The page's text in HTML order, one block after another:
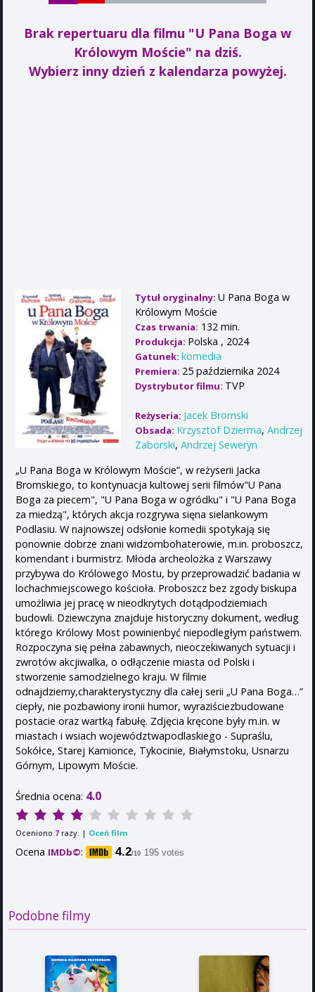
Brak repertuaru dla filmu "U Pana Boga w
Królowym Moście" na dziś.
Wybierz inny dzień z kalendarza powyżej.
Tytuł oryginalny: U Pana Boga w
Królowym Moście
Czas trwania: 132 min.
Produkcja: Polska , 2024
Gatunek: komedia
Premiera: 25 października 2024
Dystrybutor filmu: TVP
Reżyseria: Jacek Bromski
Obsada: Krzysztof Dzierma, Andrzej
Zaborski, Andrzej Seweryn
„U Pana Boga w Królowym Moście”, w reżyserii Jacka
Bromskiego, to kontynuacja kultowej serii filmów"U Pana
Boga za piecem", "U Pana Boga w ogródku" i "U Pana Boga
za miedzą", których akcja rozgrywa sięna sielankowym
Podlasiu. W najnowszej odsłonie komedii spotykają się
ponownie dobrze znani widzombohaterowie, m.in. proboszcz,
komendant i burmistrz. Młoda archeolożka z Warszawy
przybywa do Królowego Mostu, by przeprowadzić badania w
lochachmiejscowego kościoła. Proboszcz bez zgody biskupa
umożliwia jej pracę w nieodkrytych dotądpodziemiach
budowli. Dziewczyna znajduje historyczny dokument, według
którego Królowy Most powinienbyć niepodległym państwem.
Rozpoczyna się pełna zabawnych, nieoczekiwanych sytuacji i
zwrotów akcjiwalka, o odłączenie miasta od Polski i
stworzenie samodzielnego kraju. W filmie
odnajdziemy,charakterystyczny dla całej serii „U Pana Boga…”
ciepły, nie pozbawiony ironii humor, wyraziściezbudowane
postacie oraz wartką fabułę. Zdjęcia kręcone były m.in. w
miastach i wsiach województwapodlaskiego - Supraślu,
Sokółce, Starej Kamionce, Tykocinie, Białymstoku, Usnarzu
Górnym, Lipowym Moście.
Średnia ocena: 4.0
Oceniono 7 razy. | Oceń film
Ocena IMDb©: 4.2/10 195 votes
Podobne filmy